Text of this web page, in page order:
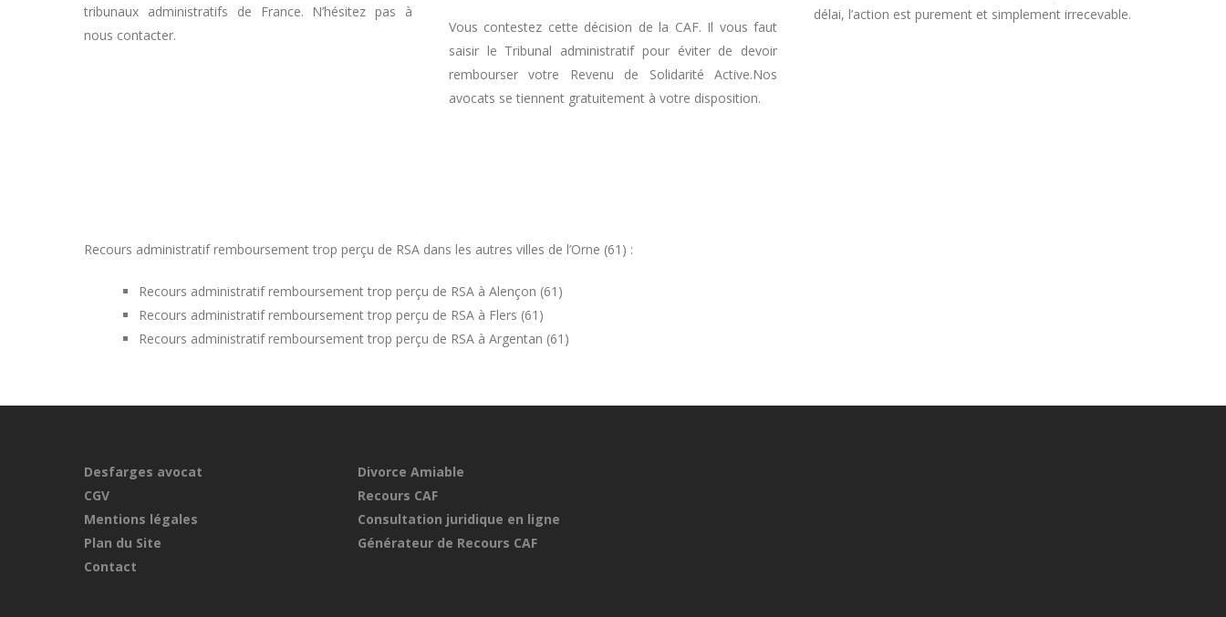
tribunaux administratifs de France. N’hésitez pas à
nous contacter.
Vous contestez cette décision de la CAF. Il vous faut
saisir le Tribunal administratif pour éviter de devoir
rembourser votre Revenu de Solidarité Active.Nos
avocats se tiennent gratuitement à votre disposition.
délai, l’action est purement et simplement irrecevable.
Recours administratif remboursement trop perçu de RSA dans les autres villes de l’Orne (61) :
Recours administratif remboursement trop perçu de RSA à Alençon (61)
Recours administratif remboursement trop perçu de RSA à Flers (61)
Recours administratif remboursement trop perçu de RSA à Argentan (61)
Desfarges avocat
CGV
Mentions légales
Plan du Site
Contact
Divorce Amiable
Recours CAF
Consultation juridique en ligne
Générateur de Recours CAF